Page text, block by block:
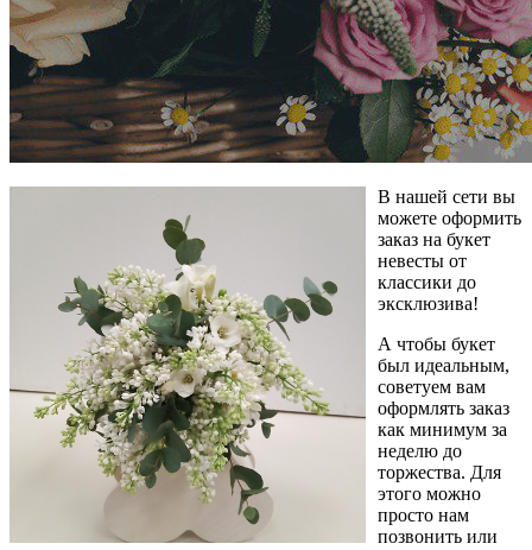
В нашей сети вы
можете оформить
заказ на букет
невесты от
классики до
эксклюзива!
А чтобы букет
был идеальным,
советуем вам
оформлять заказ
как минимум за
неделю до
торжества. Для
этого можно
просто нам
позвонить или